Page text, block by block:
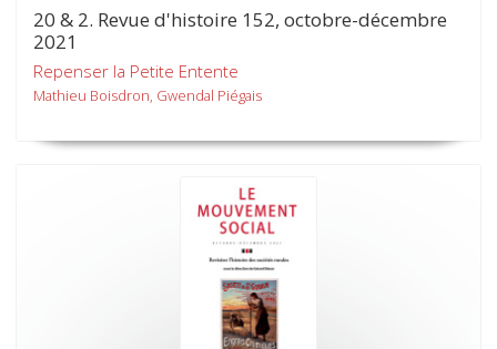
20 & 2. Revue d'histoire 152, octobre-décembre
2021
Repenser la Petite Entente
Mathieu Boisdron, Gwendal Piégais